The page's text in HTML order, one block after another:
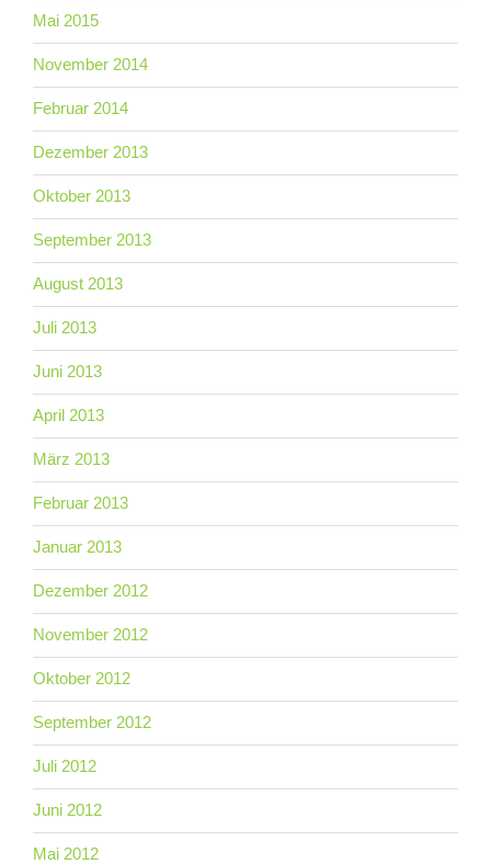
Mai 2015
November 2014
Februar 2014
Dezember 2013
Oktober 2013
September 2013
August 2013
Juli 2013
Juni 2013
April 2013
März 2013
Februar 2013
Januar 2013
Dezember 2012
November 2012
Oktober 2012
September 2012
Juli 2012
Juni 2012
Mai 2012